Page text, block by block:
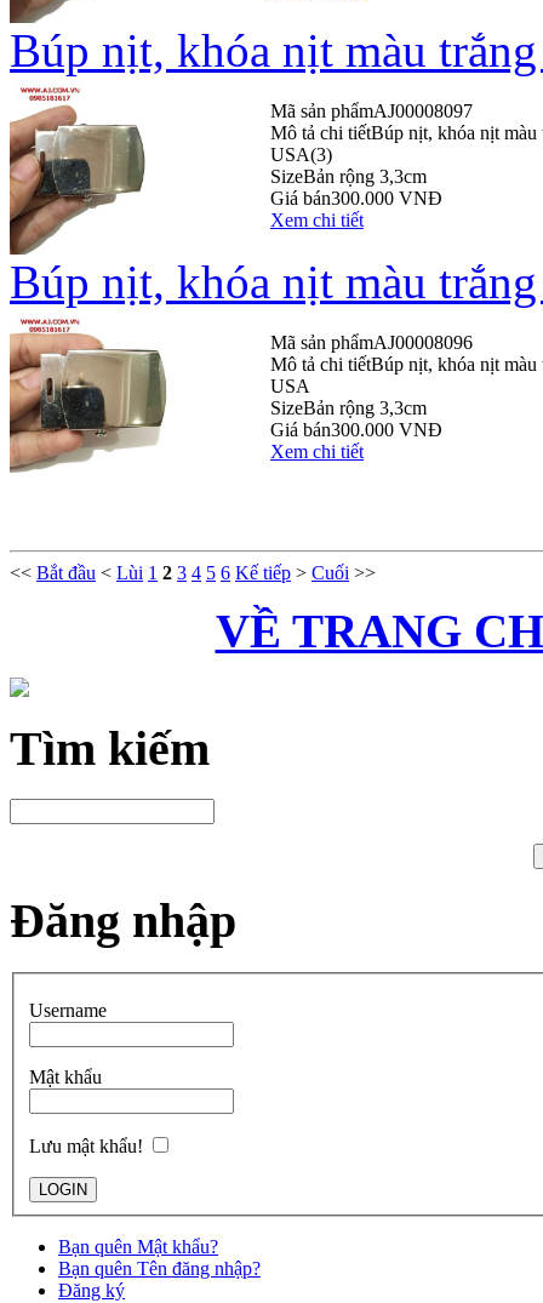
Búp nịt, khóa nịt màu
Mã sản phẩmAJ00008097
Mô tả chi tiếtBúp nịt, khóa nịt
USA(3)
SizeBản rộng 3,3cm
Giá bán300.000 VNĐ
Xem chi tiết
Búp nịt, khóa nịt màu
Mã sản phẩmAJ00008096
Mô tả chi tiếtBúp nịt, khóa nịt
USA
SizeBản rộng 3,3cm
Giá bán300.000 VNĐ
Xem chi tiết
<< Bắt đầu < Lùi 1 2 3 4 5 6 Kế tiếp > Cuối >>
VỀ TRANG
Tìm kiếm
Đăng nhập
Username
Mật khẩu
Lưu mật khẩu!
Bạn quên Mật khẩu?
Bạn quên Tên đăng nhập?
Đăng ký